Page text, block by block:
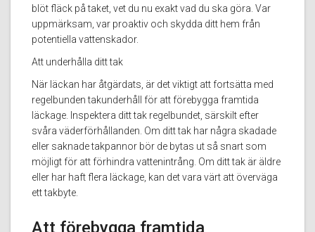
blöt fläck på taket, vet du nu exakt vad du ska göra. Var
uppmärksam, var proaktiv och skydda ditt hem från
potentiella vattenskador.
Att underhålla ditt tak
När läckan har åtgärdats, är det viktigt att fortsätta med
regelbunden takunderhåll för att förebygga framtida
läckage. Inspektera ditt tak regelbundet, särskilt efter
svåra väderförhållanden. Om ditt tak har några skadade
eller saknade takpannor bör de bytas ut så snart som
möjligt för att förhindra vattenintrång. Om ditt tak är äldre
eller har haft flera läckage, kan det vara värt att överväga
ett takbyte.
Att förebygga framtida